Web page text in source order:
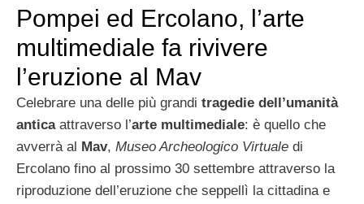
Pompei ed Ercolano, l’arte
multimediale fa rivivere
l’eruzione al Mav
Celebrare una delle più grandi tragedie dell’umanità
anticaattraverso l’arte multimediale: è quello che
avverrà al Mav, Museo Archeologico Virtuale di
Ercolano fino al prossimo 30 settembre attraverso la
riproduzione dell’eruzione che seppellì la cittadina e